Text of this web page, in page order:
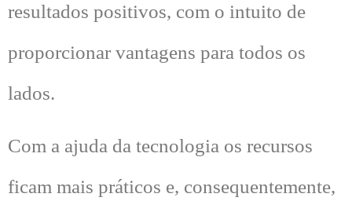
resultados positivos, com o intuito de
proporcionar vantagens para todos os
lados.
Com a ajuda da tecnologia os recursos
ficam mais práticos e, consequentemente,